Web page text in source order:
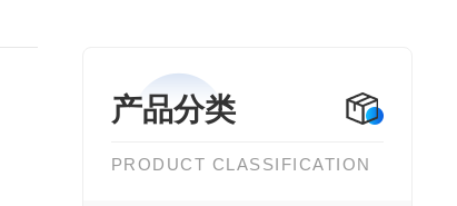
产品分类
PRODUCT CLASSIFICATION